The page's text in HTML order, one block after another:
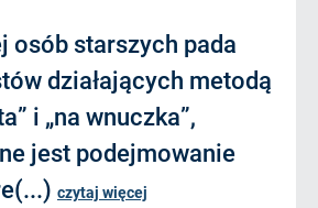
osób starszych pada
działających metodą
i „na wnuczka”,
jest podejmowanie
czytaj więcej